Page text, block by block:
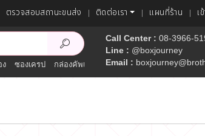
ตรวจสอบสถานะขนส่ง ติดต่อเรา แผนที่ร้าน เ
ง ซองเครป กล่องคัพเค้ก
Call Center : 08-3966-
Line : @boxjourney
Email :